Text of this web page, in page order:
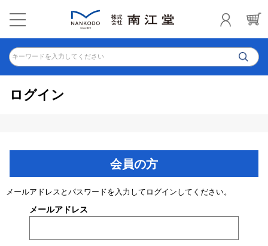
キーワードを入力してください
ログイン
会員の方
メールアドレスとパスワードを入力してログインしてください。
メールアドレス